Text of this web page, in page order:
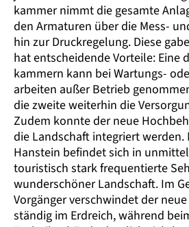
kammer nimmt die gesamte
den Armaturen über die Mess-
hin zur Druck­regelung. Diese
hat entscheidende Vorteile: Eine
kammern kann bei Wartungs-
arbeiten außer Betrieb
die zweite weiterhin die
Zudem konnte der neue
die Landschaft integriert werden.
Hanstein befindet sich in
touris­tisch stark frequen­tierte
wunder­schöner Landschaft. Im
Vorgänger verschwindet der
ständig im Erdreich, während